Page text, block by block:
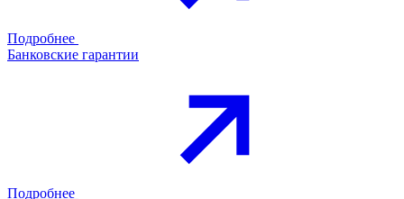
Подробнее
Банковские гарантии
Подробнее